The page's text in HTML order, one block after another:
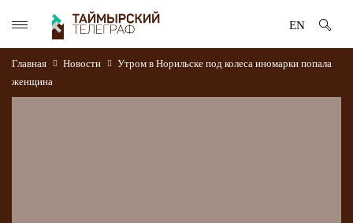
EN
Главная Новости
Утром в Норильске под колеса иномарки попала
женщина